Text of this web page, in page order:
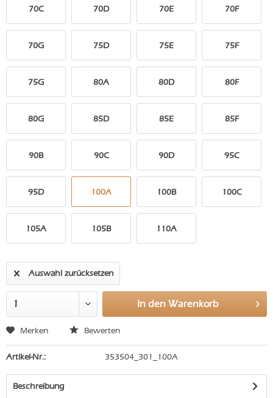
70C 70D 70E 70F
70G 75D 75E 75F
75G 80A 80D 80F
80G 85D 85E 85F
90B 90C 90D 95C
95D 100A 100B 100C
105A 105B 110A
Auswahl zurücksetzen
In den Warenkorb
Merken Bewerten
Artikel-Nr.: 353504_301_100A
Beschreibung